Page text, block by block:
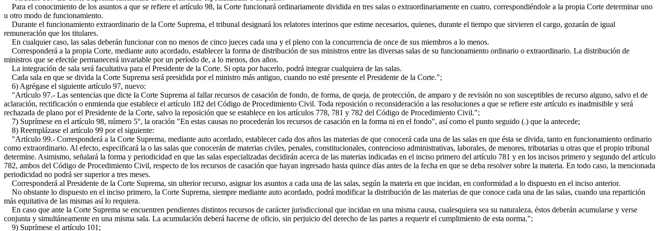
Para el conocimiento de los asuntos a que se refiere el artículo 98, la Corte funcionará ordinariamente dividida en tres salas o extraordinariamente en cuatro, correspondiéndole a la propia Corte determinar uno
u otro modo de funcionamiento.
Durante el funcionamiento extraordinario de la Corte Suprema, el tribunal designará los relatores interinos que estime necesarios, quienes, durante el tiempo que sirvieren el cargo, gozarán de igual
remuneración que los titulares.
En cualquier caso, las salas deberán funcionar con no menos de cinco jueces cada una y el pleno con la concurrencia de once de sus miembros a lo menos.
Corresponderá a la propia Corte, mediante auto acordado, establecer la forma de distribución de sus ministros entre las diversas salas de su funcionamiento ordinario o extraordinario. La distribución de
ministros que se efectúe permanecerá invariable por un período de, a lo menos, dos años.
La integración de sala será facultativa para el Presidente de la Corte. Si opta por hacerlo, podrá integrar cualquiera de las salas.
Cada sala en que se divida la Corte Suprema será presidida por el ministro más antiguo, cuando no esté presente el Presidente de la Corte.";
6) Agrégase el siguiente artículo 97, nuevo:
"Artículo 97.- Las sentencias que dicte la Corte Suprema al fallar recursos de casación de fondo, de forma, de queja, de protección, de amparo y de revisión no son susceptibles de recurso alguno, salvo el de
aclaración, rectificación o enmienda que establece el artículo 182 del Código de Procedimiento Civil. Toda reposición o reconsideración a las resoluciones a que se refiere este artículo es inadmisible y será
rechazada de plano por el Presidente de la Corte, salvo la reposición que se establece en los artículos 778, 781 y 782 del Código de Procedimiento Civil.";
7) Suprímese en el artículo 98, número 5°, la oración "En estas causas no procederán los recursos de casación en la forma ni en el fondo", así como el punto seguido (.) que la antecede;
8) Reemplázase el artículo 99 por el siguiente:
"Artículo 99.- Corresponderá a la Corte Suprema, mediante auto acordado, establecer cada dos años las materias de que conocerá cada una de las salas en que ésta se divida, tanto en funcionamiento ordinario
como extraordinario. Al efecto, especificará la o las salas que conocerán de materias civiles, penales, constitucionales, contencioso administrativas, laborales, de menores, tributarias u otras que el propio tribunal
determine. Asimismo, señalará la forma y periodicidad en que las salas especializadas decidirán acerca de las materias indicadas en el inciso primero del artículo 781 y en los incisos primero y segundo del artículo
782, ambos del Código de Procedimiento Civil, respecto de los recursos de casación que hayan ingresado hasta quince días antes de la fecha en que se deba resolver sobre la materia. En todo caso, la mencionada
periodicidad no podrá ser superior a tres meses.
Corresponderá al Presidente de la Corte Suprema, sin ulterior recurso, asignar los asuntos a cada una de las salas, según la materia en que incidan, en conformidad a lo dispuesto en el inciso anterior.
No obstante lo dispuesto en el inciso primero, la Corte Suprema, siempre mediante auto acordado, podrá modificar la distribución de las materias de que conoce cada una de las salas, cuando una repartición
más equitativa de las mismas así lo requiera.
En caso que ante la Corte Suprema se encuentren pendientes distintos recursos de carácter jurisdiccional que incidan en una misma causa, cualesquiera sea su naturaleza, éstos deberán acumularse y verse
conjunta y simultáneamente en una misma sala. La acumulación deberá hacerse de oficio, sin perjuicio del derecho de las partes a requerir el cumplimiento de esta norma.";
9) Suprímese el artículo 101;